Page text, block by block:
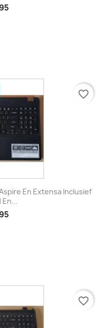
En Extensa Inclusief
En...
favorite_border
favorite_border